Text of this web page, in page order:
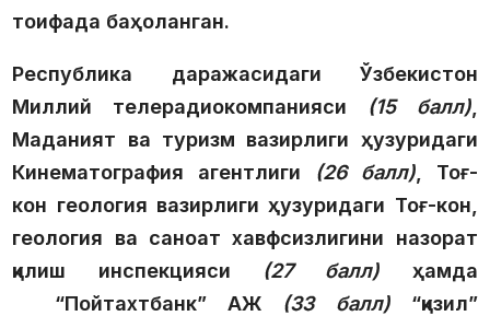
тоифада баҳоланган.
Республика даражасидаги Ўзбекистон
Миллий телерадиокомпанияси (15 балл),
Маданият ва туризм вазирлиги ҳузуридаги
Кинематография агентлиги
(26 балл) , Тоғ-
кон геология вазирлиги ҳузуридаги Тоғ-кон,
геология ва саноат хавфсизлигини назорат
қилиш инспекцияси (27 балл) ҳамда
“Пойтахтбанк” АЖ (33 балл)“қизил”